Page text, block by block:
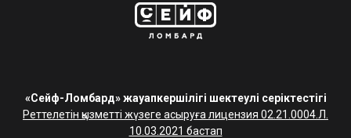
«Сейф-Ломбард» жауапкершілігі шектеулі серіктестігі
Реттелетін қызметті жүзеге асыруға лицензия 02.21.0004.Л.
10.03.2021 бастап